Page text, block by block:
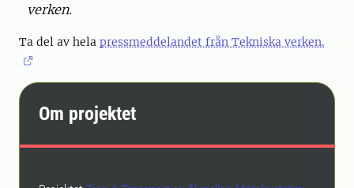
verken.
Ta del av hela pressmeddelandet från Tekniska verken.
Om projektet